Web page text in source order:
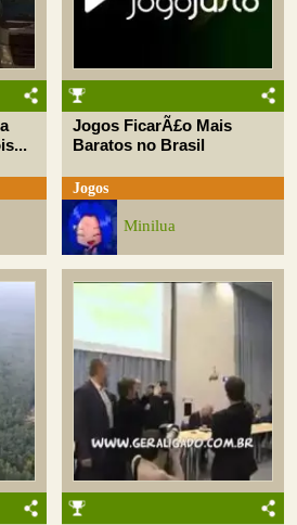
Jogos FicarÃ£o Mais
Baratos no Brasil
Jogos
Minilua